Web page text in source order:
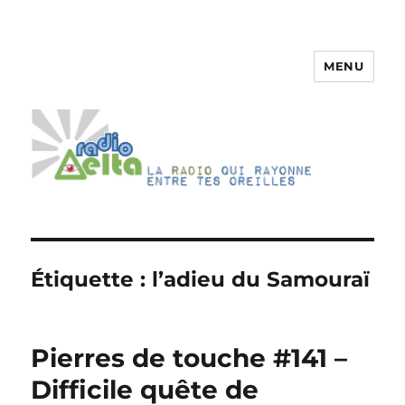
MENU
Étiquette : l’adieu du Samouraï
Pierres de touche #141 –
Difficile quête de